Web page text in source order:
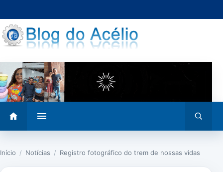
para
o
conteúdo
menu
busca
Início / Notícias / Registro fotográfico do trem de nossas vidas